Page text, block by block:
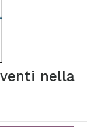
nella